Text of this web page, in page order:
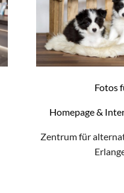
Fotos
Homepage &
Zentrum für